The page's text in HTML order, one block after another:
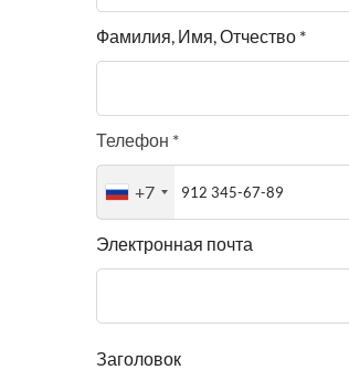
Фамилия, Имя, Отчество *
Телефон *
+7
Электронная почта
Заголовок